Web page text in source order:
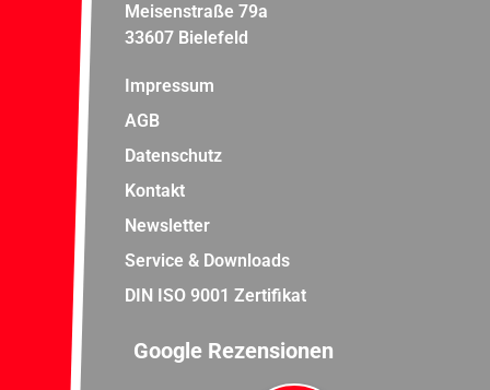
Meisenstraße 79a
33607 Bielefeld
Impressum
AGB
Datenschutz
Kontakt
Newsletter
Service & Downloads
DIN ISO 9001 Zertifikat
Google Rezensionen